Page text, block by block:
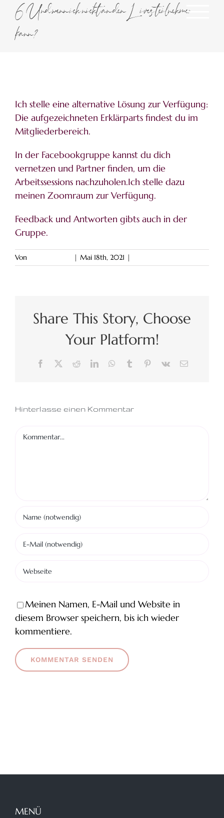
Zum
Inhalt
springen
6 Und wenn ich nicht an den Lives teilnehmen
kann?
Ich stelle eine alternative Lösung zur Verfügung:
Die aufgezeichneten Erklärparts findest du im
Mitgliederbereich.
In der Facebookgruppe kannst du dich
vernetzen und Partner finden, um die
Arbeitssessions nachzuholen.Ich stelle dazu
meinen Zoomraum zur Verfügung.
Feedback und Antworten gibts auch in der
Gruppe.
Von | Mai 18th, 2021 |
Share This Story, Choose
Your Platform!
Facebook RedditLinkedInWhatsApp
Tumblr Pinterest
Vk
E-
Hinterlasse einen Kommentar
Kommentar
Meinen Namen, E-Mail und Website in
diesem Browser speichern, bis ich wieder
kommentiere.
MENÜ